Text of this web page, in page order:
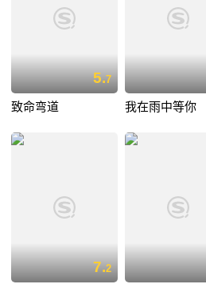
5.7
致命弯道 我在雨中等你
7.2